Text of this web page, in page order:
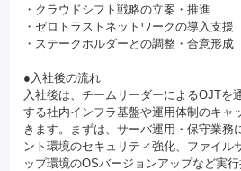
・クラウドシフト戦略の立案・推進
・ゼロトラストネットワークの導入支援
・ステークホルダーとの調整・合意形成
●入社後の流れ
入社後は、チームリーダーによるOJTを
する社内インフラ基盤や運用体制のキャ
きます。まずは、サーバ運用・保守業務
ント環境のセキュリティ強化、ファイル
ップ環境のOSバージョンアップなど実